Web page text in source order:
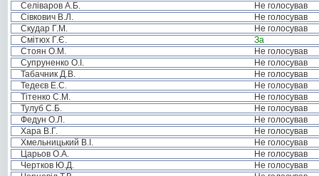
Селіваров А.Б.
Не голосував
Сівкович В.Л.
Не голосував
Скудар Г.М.
Не голосував
Смітюх Г.Є.
За
Стоян О.М.
Не голосував
Супруненко О.І.
Не голосував
Табачник Д.В.
Не голосував
Тедеєв Е.С.
Не голосував
Тітенко С.М.
Не голосував
Тулуб С.Б.
Не голосував
Федун О.Л.
Не голосував
Хара В.Г.
Не голосував
Хмельницький В.І.
Не голосував
Царьов О.А.
Не голосував
Чертков Ю.Д.
Не голосував